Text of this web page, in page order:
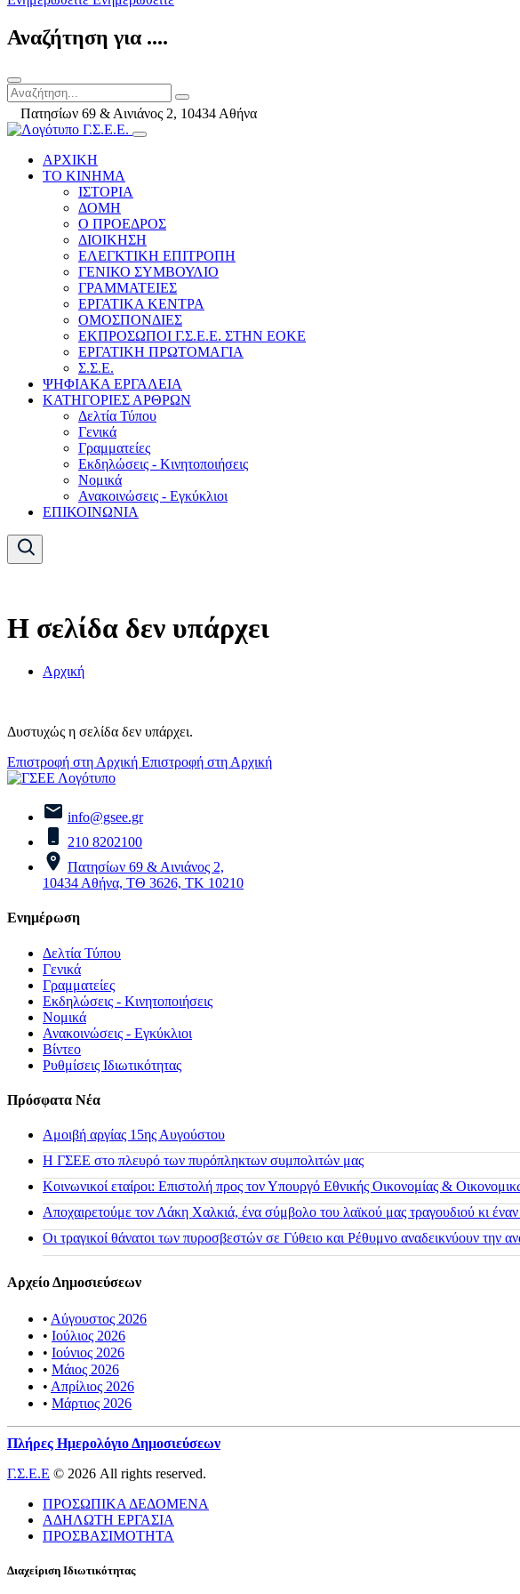
Αναζήτηση για ....
Πατησίων 69 & Αινιάνος 2, 10434 Αθήνα
ΑΡΧΙΚΗ
ΤΟ ΚΙΝΗΜΑ
ΙΣΤΟΡΙΑ
ΔΟΜΗ
Ο ΠΡΟΕΔΡΟΣ
ΔΙΟΙΚΗΣΗ
ΕΛΕΓΚΤΙΚΗ ΕΠΙΤΡΟΠΗ
ΓΕΝΙΚΟ ΣΥΜΒΟΥΛΙΟ
ΓΡΑΜΜΑΤΕΙΕΣ
ΕΡΓΑΤΙΚΑ ΚΕΝΤΡΑ
ΟΜΟΣΠΟΝΔΙΕΣ
ΕΚΠΡΟΣΩΠΟΙ Γ.Σ.Ε.Ε. ΣΤΗΝ ΕΟΚΕ
ΕΡΓΑΤΙΚΗ ΠΡΩΤΟΜΑΓΙΑ
Σ.Σ.Ε.
ΨΗΦΙΑΚΑ ΕΡΓΑΛΕΙΑ
ΚΑΤΗΓΟΡΙΕΣ ΑΡΘΡΩΝ
Δελτία Τύπου
Γενικά
Γραμματείες
Εκδηλώσεις - Κινητοποιήσεις
Νομικά
Ανακοινώσεις - Εγκύκλιοι
ΕΠΙΚΟΙΝΩΝΙΑ
Η σελίδα δεν υπάρχει
Αρχική
Δυστυχώς η σελίδα δεν υπάρχει.
Επιστροφή στη Αρχική Επιστροφή στη Αρχική
info@gsee.gr
210 8202100
Πατησίων 69 & Αινιάνος 2,
10434 Αθήνα, ΤΘ 3626, ΤΚ 10210
Ενημέρωση
Δελτία Τύπου
Γενικά
Γραμματείες
Εκδηλώσεις - Κινητοποιήσεις
Νομικά
Ανακοινώσεις - Εγκύκλιοι
Βίντεο
Ρυθμίσεις Ιδιωτικότητας
Πρόσφατα Νέα
Αμοιβή αργίας 15ης Αυγούστου
H ΓΣΕΕ στο πλευρό των πυρόπληκτων συμπολιτών μας
Κοινωνικοί εταίροι: Επιστολή προς τον Υπουργό Εθνικής Οικονομίας &
Αποχαιρετούμε τον Λάκη Χαλκιά, ένα σύμβολο του λαϊκού μας τραγουδιού κι
Οι τραγικοί θάνατοι των πυροσβεστών σε Γύθειο και Ρέθυμνο αναδεικνύουν την
Αρχείο Δημοσιεύσεων
• Αύγουστος 2026
• Ιούλιος 2026
• Ιούνιος 2026
• Μάιος 2026
• Απρίλιος 2026
• Μάρτιος 2026
Πλήρες Ημερολόγιο Δημοσιεύσεων
Γ.Σ.Ε.Ε © 2026 All rights reserved.
ΠΡΟΣΩΠΙΚΑ ΔΕΔΟΜΕΝΑ
ΑΔΗΛΩΤΗ ΕΡΓΑΣΙΑ
ΠΡΟΣΒΑΣΙΜΟΤΗΤΑ
Διαχείριση Ιδιωτικότητας